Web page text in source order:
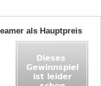
als Hauptpreis